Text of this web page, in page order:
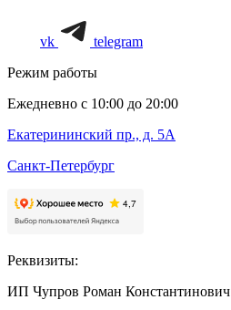
vk
telegram
Режим работы
Ежедневно с 10:00 до 20:00
Екатерининский пр., д. 5А
Санкт-Петербург
Реквизиты:
ИП Чупров Роман Константинович